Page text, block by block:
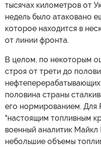
тысячах километров от
недель было атаковано
которое находится в
от линии фронта.
В целом, по некоторым
строя от трети до
половина страны
его нормированием. Для
"настоящим топливным
военный аналитик
небольшие объемы